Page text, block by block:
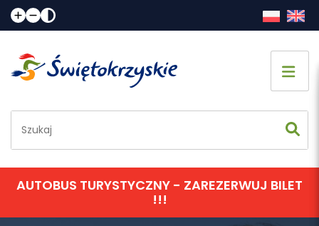
Co zobaczyć
Jak spędzić czas
Gdzie spać
AUTOBUS TURYSTYCZNY - ZAREZERWUJ BILET
!!!